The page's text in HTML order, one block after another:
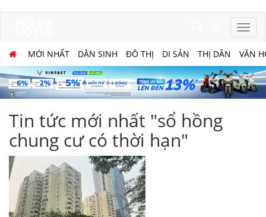
MỚI NHẤT DÂN SINH ĐÔ THỊ DI SẢN THỊ DÂN VĂN
Tin tức mới nhất "sổ hồng
chung cư có thời hạn"